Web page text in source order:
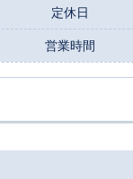
定休日
営業時間